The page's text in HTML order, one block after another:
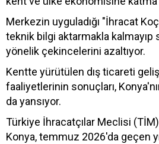
Merkezin uyguladığı "İhracat
teknik bilgi aktarmakla kalmayıp
yönelik çekincelerini azaltıyor.
Kentte yürütülen dış ticareti
faaliyetlerinin sonuçları,
da yansıyor.
Türkiye İhracatçılar Meclisi
Konya, temmuz 2026'da geçen